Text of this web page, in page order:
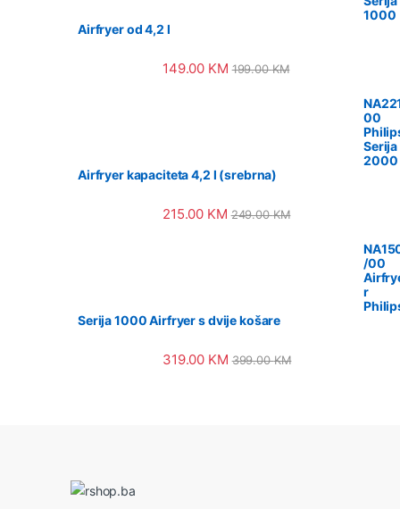
1000
Airfryer od 4,2 l
149.00 KM 199.00KM
00
Serija
2000
Airfryer kapaciteta 4,2 l (srebrna)
215.00 KM 249.00KM
/00
r
Serija 1000 Airfryer s dvije košare
319.00 KM 399.00KM